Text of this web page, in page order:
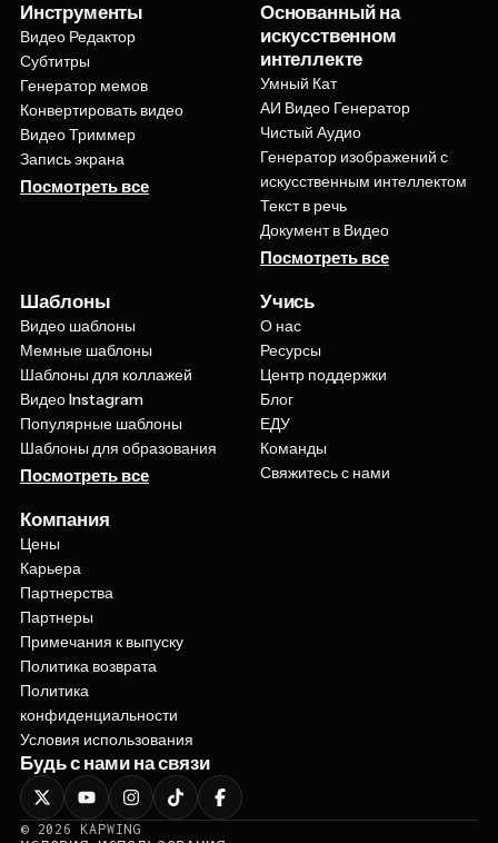
Инструменты
Видео Редактор
Субтитры
Генератор мемов
Конвертировать видео
Видео Триммер
Запись экрана
Посмотреть все
Основанный на
искусственном
интеллекте
Умный Кат
АИ Видео Генератор
Чистый Аудио
Генератор изображений с
искусственным интеллектом
Текст в речь
Документ в Видео
Посмотреть все
Шаблоны
Видео шаблоны
Мемные шаблоны
Шаблоны для коллажей
Видео Instagram
Популярные шаблоны
Шаблоны для образования
Посмотреть все
Учись
О нас
Ресурсы
Центр поддержки
Блог
ЕДУ
Команды
Свяжитесь с нами
Компания
Цены
Карьера
Партнерства
Партнеры
Примечания к выпуску
Политика возврата
Политика
конфиденциальности
Условия использования
Будь с нами на связи
© 2026
KAPWING